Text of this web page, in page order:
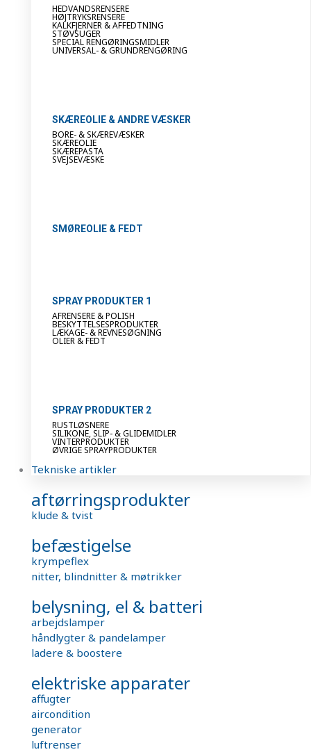
HEDVANDSRENSERE
HØJTRYKSRENSERE
KALKFJERNER & AFFEDTNING
STØVSUGER
SPECIAL RENGØRINGSMIDLER
UNIVERSAL- & GRUNDRENGØRING
SKÆREOLIE & ANDRE VÆSKER
BORE- & SKÆREVÆSKER
SKÆREOLIE
SKÆREPASTA
SVEJSEVÆSKE
SMØREOLIE & FEDT
SPRAY PRODUKTER 1
AFRENSERE & POLISH
BESKYTTELSESPRODUKTER
LÆKAGE- & REVNESØGNING
OLIER & FEDT
SPRAY PRODUKTER 2
RUSTLØSNERE
SILIKONE, SLIP- & GLIDEMIDLER
VINTERPRODUKTER
ØVRIGE SPRAYPRODUKTER
Tekniske artikler
aftørringsprodukter
klude & tvist
befæstigelse
krympeflex
nitter, blindnitter & møtrikker
belysning, el & batteri
arbejdslamper
håndlygter & pandelamper
ladere & boostere
elektriske apparater
affugter
aircondition
generator
luftrenser